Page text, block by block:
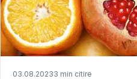
03.08.20233 min citire